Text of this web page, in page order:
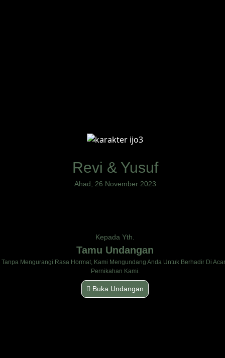
Revi & Yusuf
Ahad, 26 November 2023
Kepada Yth.
Tamu Undangan
Tanpa Mengurangi Rasa Hormat, Kami Mengundang Anda Untuk Berhadir Di
Pernikahan Kami.
Buka Undangan